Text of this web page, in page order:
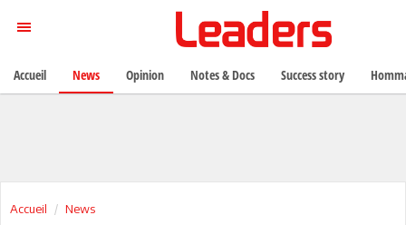
Accueil News
Accueil News Opinion Notes & Docs Success story